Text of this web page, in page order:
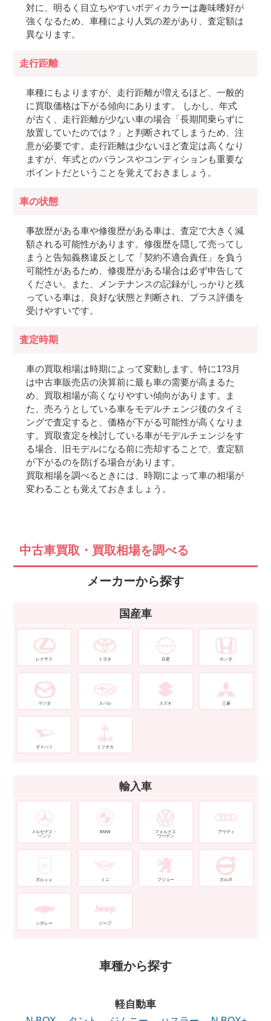
対に、明るく目立ちやすいボディカラーは趣味嗜好が
強くなるため、車種により人気の差があり、査定額は
異なります。
走行距離
車種にもよりますが、走行距離が増えるほど、一般的
に買取価格は下がる傾向にあります。 しかし、年式
が古く、走行距離が少ない車の場合「長期間乗らずに
放置していたのでは？」と判断されてしまうため、注
意が必要です。走行距離は少ないほど査定は高くなり
ますが、年式とのバランスやコンディションも重要な
ポイントだということを覚えておきましょう。
車の状態
事故歴がある車や修復歴がある車は、査定で大きく減
額される可能性があります。修復歴を隠して売ってし
まうと告知義務違反として「契約不適合責任」を負う
可能性があるため、修復歴がある場合は必ず申告して
ください。また、メンテナンスの記録がしっかりと残
っている車は、良好な状態と判断され、プラス評価を
受けやすいです。
査定時期
車の買取相場は時期によって変動します。特に1?3月
は中古車販売店の決算前に最も車の需要が高まるた
め、買取相場が高くなりやすい傾向があります。ま
た、売ろうとしている車をモデルチェンジ後のタイミ
ングで査定すると、価格が下がる可能性が高くなりま
す。買取査定を検討している車がモデルチェンジをす
る場合、旧モデルになる前に売却することで、査定額
が下がるのを防げる場合があります。
買取相場を調べるときには、時期によって車の相場が
変わることも覚えておきましょう。
中古車買取・買取相場を調べる
メーカーから探す
国産車
レクサス トヨタ 日産 ホンダ
マツダ スバル スズキ 三菱
ダイハツ ミツオカ
輸入車
メルセデス・
ベンツ
BMW
フォルクス
ワーゲン
アウディ
ポルシェ ミニ プジョー ボルボ
シボレー ジープ
車種から探す
軽自動車